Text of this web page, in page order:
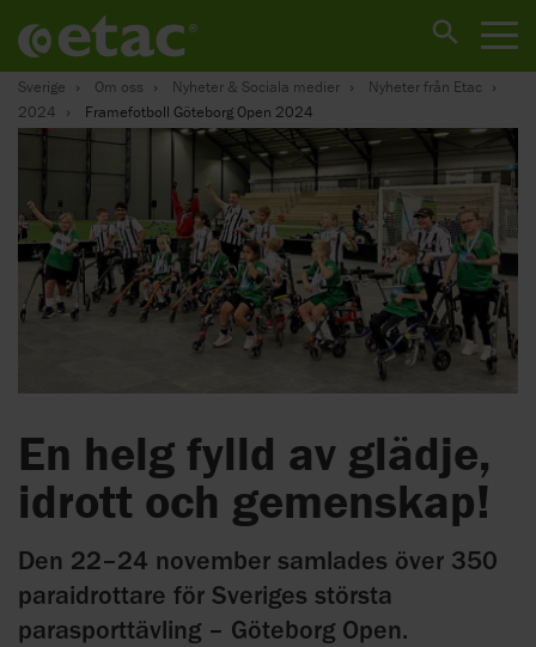
Sverige Om oss Nyheter & Sociala medier
Nyheter från Etac
2024
Framefotboll Göteborg Open 2024
En helg fylld av glädje,
idrott och gemenskap!
Den 22–24 november samlades över 350
paraidrottare för Sveriges största
parasporttävling – Göteborg Open.